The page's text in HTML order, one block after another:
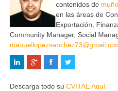
contenidos de
en las áreas de
Exportación,
Community Manager, Social
Descarga todo su CVITAE Aquí